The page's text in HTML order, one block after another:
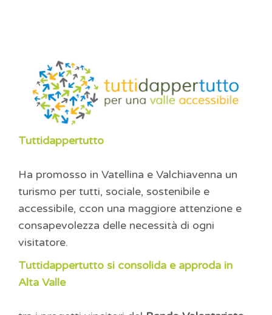
Tuttidappertutto
Ha promosso in Vatellina e Valchiavenna un
turismo per tutti, sociale, sostenibile e
accessibile, ccon una maggiore attenzione e
consapevolezza delle necessità di ogni
visitatore.
Tuttidappertutto si consolida e approda in
Alta Valle